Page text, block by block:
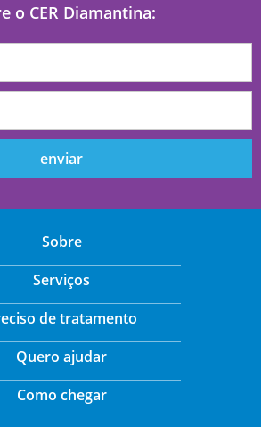
o CER Diamantina:
Sobre
Serviços
de tratamento
Quero ajudar
Como chegar